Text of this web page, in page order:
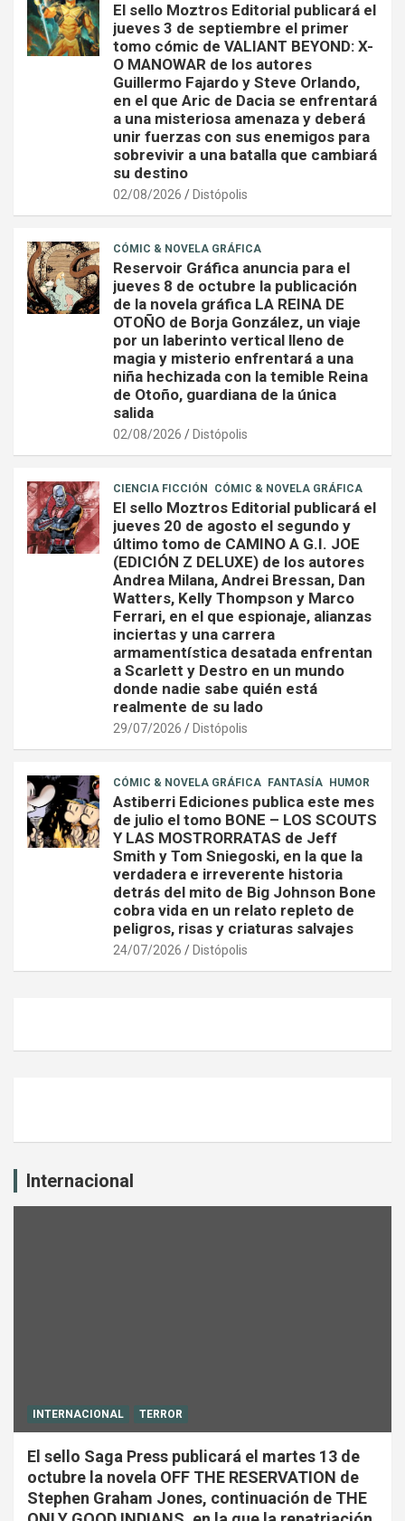
El sello Moztros Editorial publicará el
jueves 3 de septiembre el primer
tomo cómic de VALIANT BEYOND: X-
O MANOWAR de los autores
Guillermo Fajardo y Steve Orlando,
en el que Aric de Dacia se enfrentará
a una misteriosa amenaza y deberá
unir fuerzas con sus enemigos para
sobrevivir a una batalla que cambiará
su destino
02/08/2026 Distópolis
CÓMIC & NOVELA GRÁFICA
Reservoir Gráfica anuncia para el
jueves 8 de octubre la publicación
de la novela gráfica LA REINA DE
OTOÑO de Borja González, un viaje
por un laberinto vertical lleno de
magia y misterio enfrentará a una
niña hechizada con la temible Reina
de Otoño, guardiana de la única
salida
02/08/2026 Distópolis
CIENCIA FICCIÓN CÓMIC & NOVELA GRÁFICA
El sello Moztros Editorial publicará el
jueves 20 de agosto el segundo y
último tomo de CAMINO A G.I. JOE
(EDICIÓN Z DELUXE) de los autores
Andrea Milana, Andrei Bressan, Dan
Watters, Kelly Thompson y Marco
Ferrari, en el que espionaje, alianzas
inciertas y una carrera
armamentística desatada enfrentan
a Scarlett y Destro en un mundo
donde nadie sabe quién está
realmente de su lado
29/07/2026 Distópolis
CÓMIC & NOVELA GRÁFICA FANTASÍA HUMOR
Astiberri Ediciones publica este mes
de julio el tomo BONE – LOS SCOUTS
Y LAS MOSTRORRATAS de Jeff
Smith y Tom Sniegoski, en la que la
verdadera e irreverente historia
detrás del mito de Big Johnson Bone
cobra vida en un relato repleto de
peligros, risas y criaturas salvajes
24/07/2026 Distópolis
Internacional
INTERNACIONAL TERROR
El sello Saga Press publicará el martes 13 de
octubre la novela OFF THE RESERVATION de
Stephen Graham Jones, continuación de THE